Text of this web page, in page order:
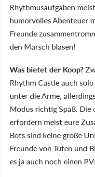
Rhythmusaufgaben
humorvolles Abenteuer
Freunde
den Marsch blasen!
Was bietet der Koop?
Rhythm Castle auch
unter die Arme,
Modus richtig Spaß. Die
erfordern meist eure
Bots sind keine große
Freunde von Tuten und
es ja auch noch einen